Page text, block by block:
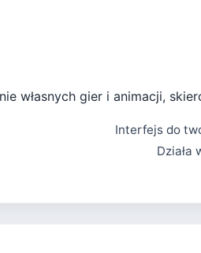
własnych gier i animacji,
Interfejs do
Działa